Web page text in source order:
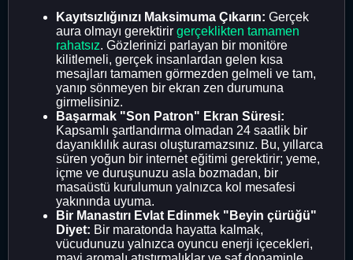
Kayıtsızlığınızı Maksimuma Çıkarın: Gerçek
aura olmayı gerektirir gerçeklikten tamamen
rahatsız. Gözlerinizi parlayan bir monitöre
kilitlemeli, gerçek insanlardan gelen kısa
mesajları tamamen görmezden gelmeli ve tam,
yanıp sönmeyen bir ekran zen durumuna
girmelisiniz.
Başarmak "Son Patron" Ekran Süresi:
Kapsamlı şartlandırma olmadan 24 saatlik bir
dayanıklılık aurası oluşturamazsınız. Bu, yıllarca
süren yoğun bir internet eğitimi gerektirir; yeme,
içme ve duruşunuzu asla bozmadan, bir
masaüstü kurulumun yalnızca kol mesafesi
yakınında uyuma.
Bir Manastırı Evlat Edinmek "Beyin çürüğü"
Diyet: Bir maratonda hayatta kalmak,
vücudunuzu yalnızca oyuncu enerji içecekleri,